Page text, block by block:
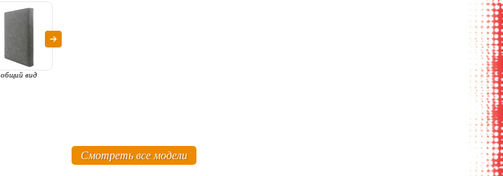
общий вид
Смотреть все модели